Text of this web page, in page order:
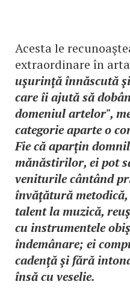
Acesta le
extraordinare în
uşurinţă înnăscută
care îi ajută să
domeniul artelor",
categorie aparte o
Fie că aparţin
mănăstirilor, ei pot
veniturile cântând
învăţătură
talent la muzică,
cu instrumentele
îndemânare; ei
cadenţă şi fără
însă cu veselie.